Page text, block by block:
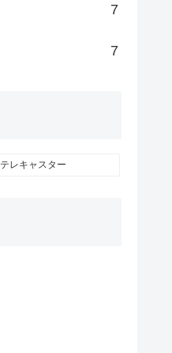
7
7
テレキャスター